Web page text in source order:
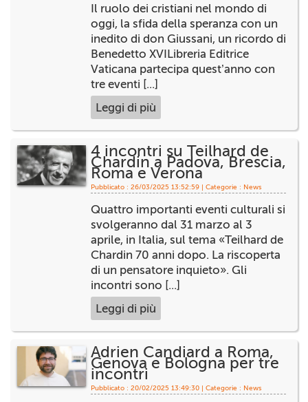
Il ruolo dei cristiani nel mondo di
oggi, la sfida della speranza con un
inedito di don Giussani, un ricordo di
Benedetto XVILibreria Editrice
Vaticana partecipa quest’anno con
tre eventi [...]
Leggi di più
4 incontri su Teilhard de
Chardin a Padova, Brescia,
Roma e Verona
Pubblicato : 26/03/2025 13:52:59 | Categorie : News
Quattro importanti eventi culturali si
svolgeranno dal 31 marzo al 3
aprile, in Italia, sul tema «Teilhard de
Chardin 70 anni dopo. La riscoperta
di un pensatore inquieto». Gli
incontri sono [...]
Leggi di più
Adrien Candiard a Roma,
Genova e Bologna per tre
incontri
Pubblicato : 20/02/2025 13:49:30 | Categorie : News